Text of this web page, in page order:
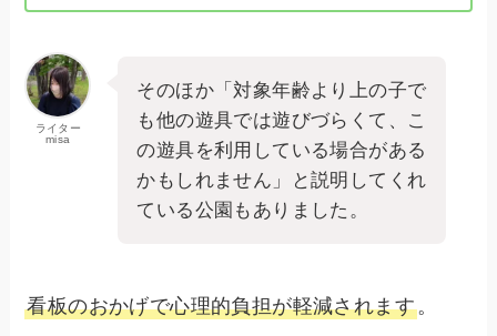
ライター
misa
そのほか「対象年齢より上の子で
も他の遊具では遊びづらくて、こ
の遊具を利用している場合がある
かもしれません」と説明してくれ
ている公園もありました。
看板のおかげで心理的負担が軽減されます。